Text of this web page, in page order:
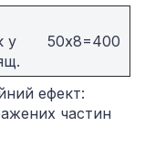
у
50х8=400
ефект:
частин